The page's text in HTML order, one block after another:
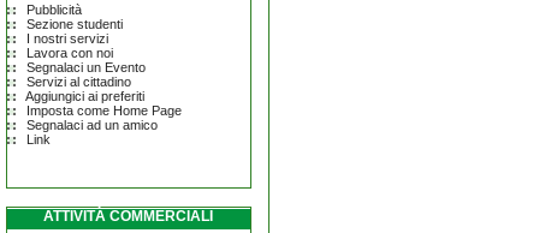
Pubblicità
Sezione studenti
I nostri servizi
Lavora con noi
Segnalaci un Evento
Servizi al cittadino
Aggiungici ai preferiti
Imposta come Home Page
Segnalaci ad un amico
Link
ATTIVITÀ COMMERCIALI